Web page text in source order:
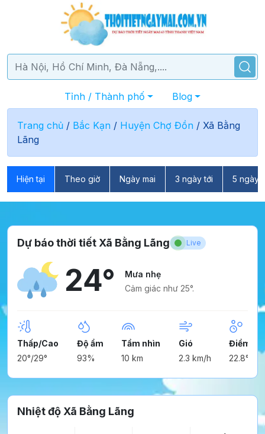
Tỉnh / Thành phố Blog
Trang chủ / Bắc Kạn / Huyện Chợ Đồn / Xã Bằng
Lãng
Hiện tại Theo giờ Ngày mai 3 ngày tới 5 ngày
Dự báo thời tiết Xã Bằng Lãng Live
24°
Mưa nhẹ
Cảm giác như 25°.
Thấp/Cao
20°/29°
Độ ẩm
93%
Tầm nhìn
10 km
Gió
2.3 km/h
Điểm
22.8°
Nhiệt độ Xã Bằng Lãng